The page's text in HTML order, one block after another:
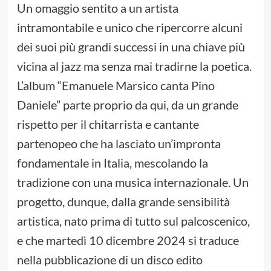
Un omaggio sentito a un artista
intramontabile e unico che ripercorre alcuni
dei suoi più grandi successi in una chiave più
vicina al jazz ma senza mai tradirne la poetica.
L’album “Emanuele Marsico canta Pino
Daniele” parte proprio da qui, da un grande
rispetto per il chitarrista e cantante
partenopeo che ha lasciato un’impronta
fondamentale in Italia, mescolando la
tradizione con una musica internazionale. Un
progetto, dunque, dalla grande sensibilità
artistica, nato prima di tutto sul palcoscenico,
e che martedì 10 dicembre 2024 si traduce
nella pubblicazione di un disco edito